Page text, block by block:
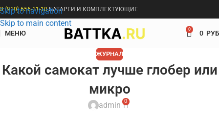
Skip to navigation
Skip to main content
8 (910) 656-11-10БАТАРЕИ И КОМПЛЕКТУЮЩИЕ
МЕНЮ 0 0
ЖУРНАЛ
Какой самокат лучше глобер или
микро
admin 0